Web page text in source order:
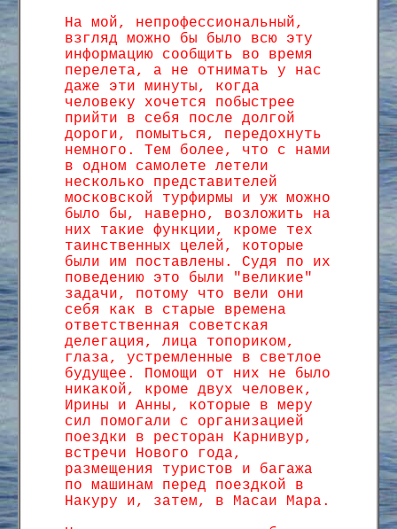
На мой, непрофессиональный,
взгляд можно бы было всю эту
информацию сообщить во время
перелета, а не отнимать у нас
даже эти минуты, когда
человеку хочется побыстрее
прийти в себя после долгой
дороги, помыться, передохнуть
немного. Тем более, что с нами
в одном самолете летели
несколько представителей
московской турфирмы и уж можно
было бы, наверно, возложить на
них такие функции, кроме тех
таинственных целей, которые
были им поставлены. Судя по их
поведению это были "великие"
задачи, потому что вели они
себя как в старые времена
ответственная советская
делегация, лица топориком,
глаза, устремленные в светлое
будущее. Помощи от них не было
никакой, кроме двух человек,
Ирины и Анны, которые в меру
сил помогали с организацией
поездки в ресторан Карнивур,
встречи Нового года,
размещения туристов и багажа
по машинам перед поездкой в
Накуру и, затем, в Масаи Мара.